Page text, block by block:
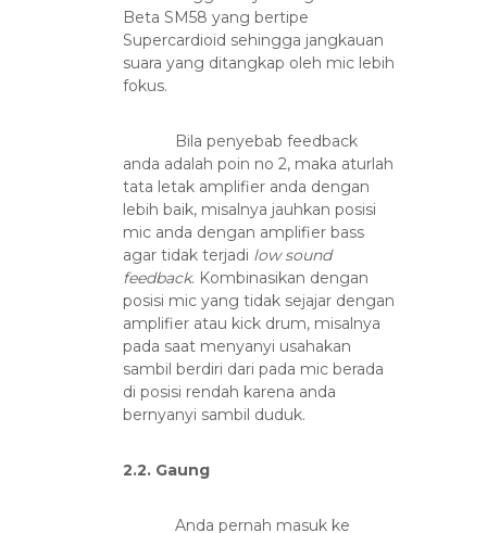
Beta SM58 yang bertipe
Supercardioid sehingga jangkauan
suara yang ditangkap oleh mic lebih
fokus.
Bila penyebab feedback
anda adalah poin no 2, maka aturlah
tata letak amplifier anda dengan
lebih baik, misalnya jauhkan posisi
mic anda dengan amplifier bass
agar tidak terjadi low sound
feedback. Kombinasikan dengan
posisi mic yang tidak sejajar dengan
amplifier atau kick drum, misalnya
pada saat menyanyi usahakan
sambil berdiri dari pada mic berada
di posisi rendah karena anda
bernyanyi sambil duduk.
2.2. Gaung
Anda pernah masuk ke